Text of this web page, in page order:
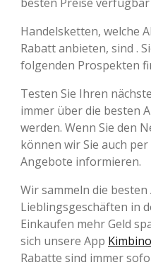
Handelsketten, welche
Rabatt anbieten, sind .
folgenden Prospekten
Testen Sie Ihren
immer über die besten
werden. Wenn Sie den
können wir Sie auch
Angebote informieren.
Wir sammeln die
Lieblingsgeschäften in
Einkaufen mehr Geld
sich unsere App
Rabatte sind immer